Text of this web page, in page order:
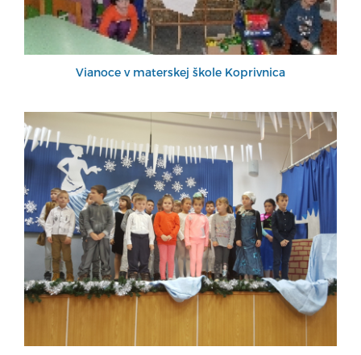
Vianoce v materskej škole Koprivnica